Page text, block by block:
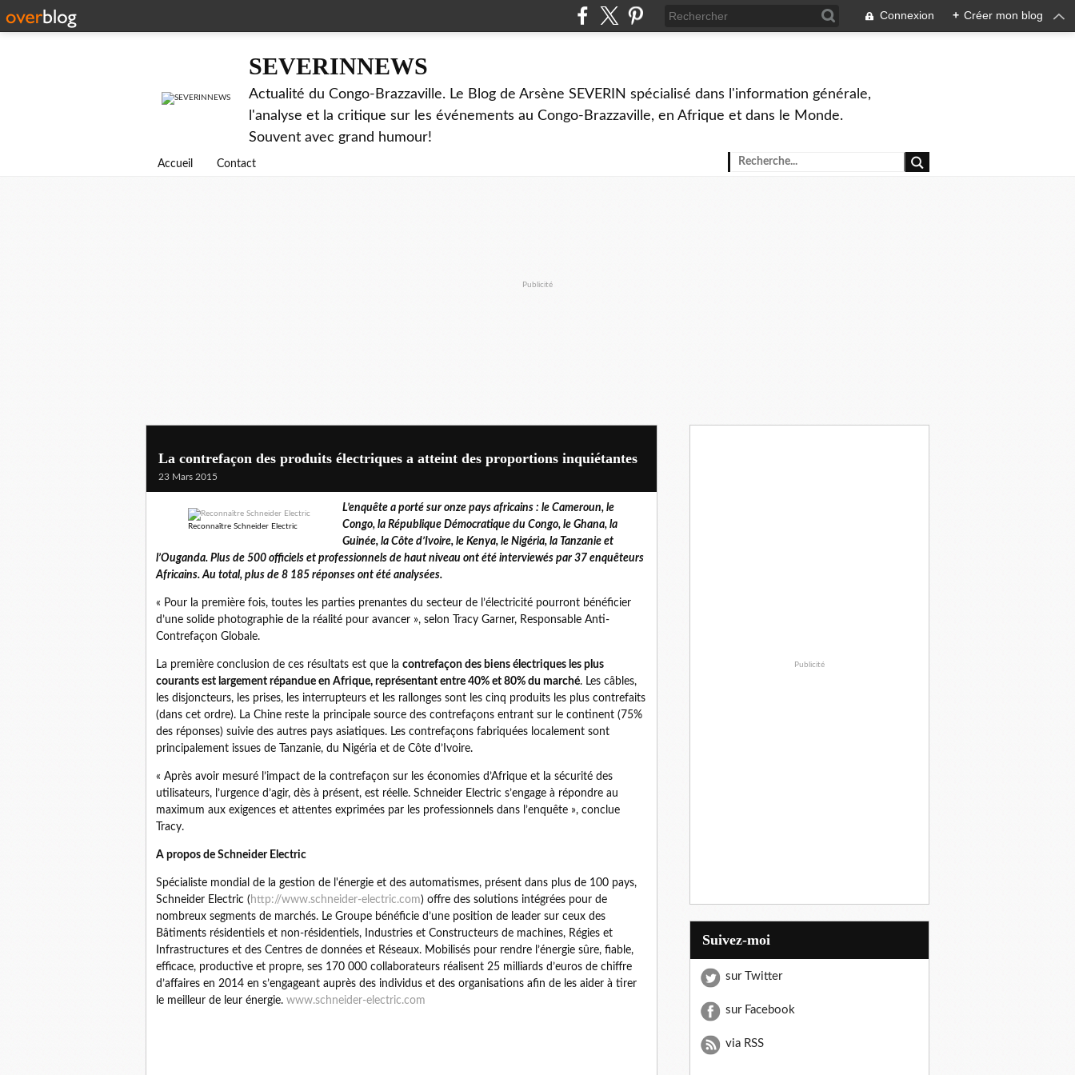
Connexion + Créer mon blog
SEVERINNEWS
Actualité du Congo-Brazzaville. Le Blog de Arsène SEVERIN spécialisé dans l'information générale,
l'analyse et la critique sur les événements au Congo-Brazzaville, en Afrique et dans le Monde.
Souvent avec grand humour!
Accueil Contact
Publicité
La contrefaçon des produits électriques a atteint des proportions inquiétantes
23 Mars 2015
Reconnaître Schneider Electric
L’enquête a porté sur onze pays africains : le Cameroun, le
Congo, la République Démocratique du Congo, le Ghana, la
Guinée, la Côte d’Ivoire, le Kenya, le Nigéria, la Tanzanie et
l’Ouganda. Plus de 500 officiels et professionnels de haut niveau ont été interviewés par 37 enquêteurs
Africains. Au total, plus de 8 185 réponses ont été analysées.
« Pour la première fois, toutes les parties prenantes du secteur de l’électricité pourront bénéficier
d’une solide photographie de la réalité pour avancer », selon Tracy Garner, Responsable Anti-
Contrefaçon Globale.
La première conclusion de ces résultats est que la contrefaçon des biens électriques les plus
courants est largement répandue en Afrique, représentant entre 40% et 80% du marché. Les câbles,
les disjoncteurs, les prises, les interrupteurs et les rallonges sont les cinq produits les plus contrefaits
(dans cet ordre). La Chine reste la principale source des contrefaçons entrant sur le continent (75%
des réponses) suivie des autres pays asiatiques. Les contrefaçons fabriquées localement sont
principalement issues de Tanzanie, du Nigéria et de Côte d’Ivoire.
« Après avoir mesuré l’impact de la contrefaçon sur les économies d’Afrique et la sécurité des
utilisateurs, l’urgence d’agir, dès à présent, est réelle. Schneider Electric s’engage à répondre au
maximum aux exigences et attentes exprimées par les professionnels dans l’enquête », conclue
Tracy.
A propos de Schneider Electric
Spécialiste mondial de la gestion de l'énergie et des automatismes, présent dans plus de 100 pays,
Schneider Electric ( http://www.schneider-electric.com) offre des solutions intégrées pour de
nombreux segments de marchés. Le Groupe bénéficie d’une position de leader sur ceux des
Bâtiments résidentiels et non-résidentiels, Industries et Constructeurs de machines, Régies et
Infrastructures et des Centres de données et Réseaux. Mobilisés pour rendre l’énergie sûre, fiable,
efficace, productive et propre, ses 170 000 collaborateurs réalisent 25 milliards d’euros de chiffre
d’affaires en 2014 en s’engageant auprès des individus et des organisations afin de les aider à tirer
le meilleur de leur énergie. www.schneider-electric.com
Publicité
Suivez-moi
sur Twitter
sur Facebook
via RSS